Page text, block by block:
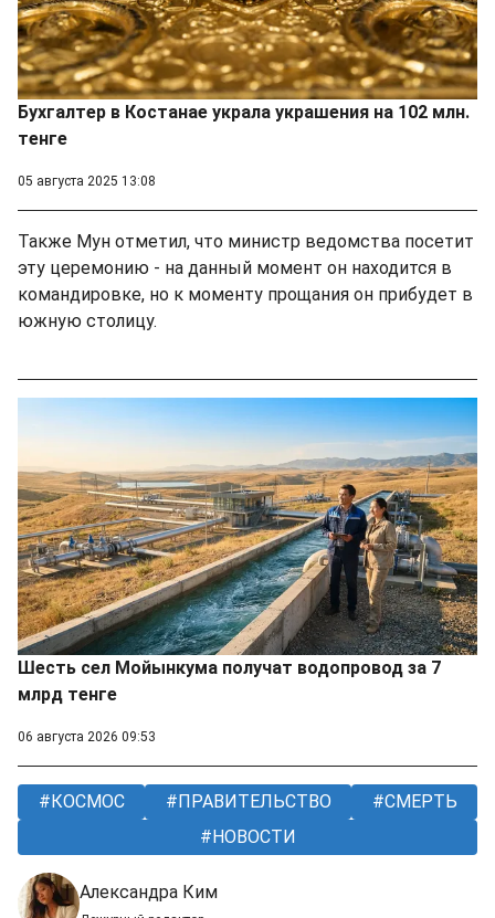
Бухгалтер в Костанае украла украшения на 102 млн.
тенге
05 августа 2025 13:08
Также Мун отметил, что министр ведомства посетит
эту церемонию - на данный момент он находится в
командировке, но к моменту прощания он прибудет в
южную столицу.
Шесть сел Мойынкума получат водопровод за 7
млрд тенге
06 августа 2026 09:53
КОСМОС ПРАВИТЕЛЬСТВО
СМЕРТЬ
НОВОСТИ
Александра Ким